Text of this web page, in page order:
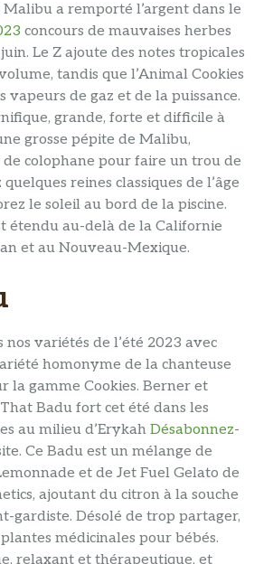
a remporté l’argent dans le
concours de mauvaises herbes
Le Z ajoute des notes tropicales
tandis que l’Animal Cookies
vapeurs de gaz et de la puissance.
grande, forte et difficile à
grosse pépite de Malibu,
colophane pour faire un trou de
reines classiques de l’âge
le soleil au bord de la piscine.
étendu au-delà de la Californie
et au Nouveau-Mexique.
variétés de l’été 2023 avec
homonyme de la chanteuse
la gamme Cookies. Berner et
Badu fort cet été dans les
au milieu d’Erykah Désabonnez-
Ce Badu est un mélange de
et de Jet Fuel Gelato de
ajoutant du citron à la souche
gardiste. Désolé de trop partager,
plantes médicinales pour bébés.
relaxant et thérapeutique, et